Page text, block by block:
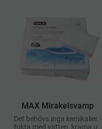
MAX Mirakelsvamp
Det behövs inga kemikalier -
fukta med vatten, krama ur,